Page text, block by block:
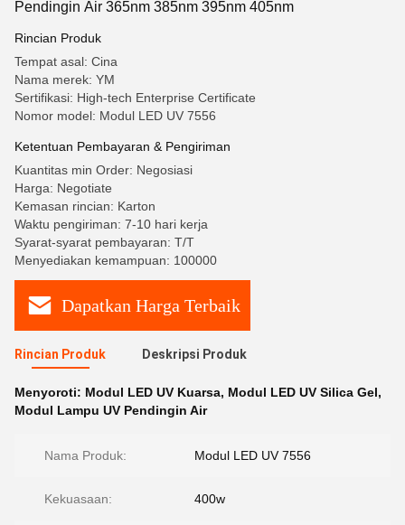
Pendingin Air 365nm 385nm 395nm 405nm
Rincian Produk
Tempat asal: Cina
Nama merek: YM
Sertifikasi: High-tech Enterprise Certificate
Nomor model: Modul LED UV 7556
Ketentuan Pembayaran & Pengiriman
Kuantitas min Order: Negosiasi
Harga: Negotiate
Kemasan rincian: Karton
Waktu pengiriman: 7-10 hari kerja
Syarat-syarat pembayaran: T/T
Menyediakan kemampuan: 100000
Dapatkan Harga Terbaik
Rincian Produk Deskripsi Produk
Menyoroti: Modul LED UV Kuarsa, Modul LED UV Silica Gel,
Modul Lampu UV Pendingin Air
Nama Produk: Modul LED UV 7556
Kekuasaan: 400w